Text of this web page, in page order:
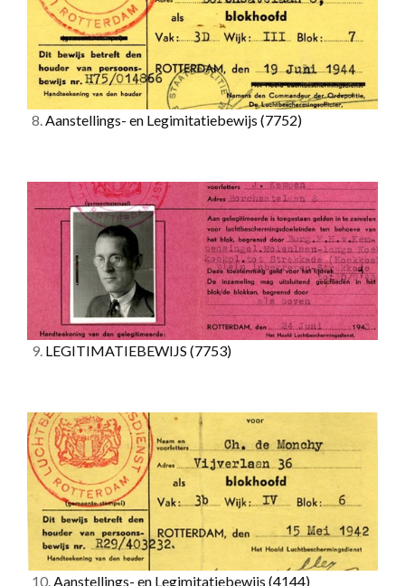
8.Aanstellings- en Legimitatiebewijs (7752)
9. LEGITIMATIEBEWIJS (7753)
10.Aanstellings- en Legimitatiebewijs (4144)